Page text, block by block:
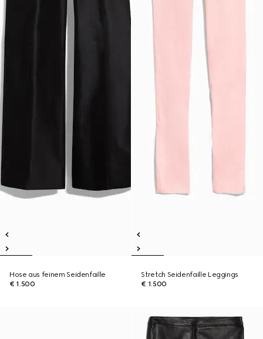
Hose aus feinem Seidenfaille
€ 1.500
Stretch Seidenfaille Leggings
€ 1.500